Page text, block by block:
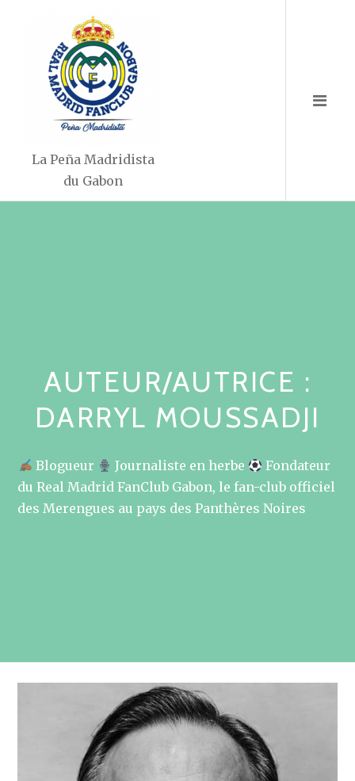
La Peña Madridista
du Gabon
AUTEUR/AUTRICE :
DARRYL MOUSSADJI
Blogueur Journaliste en herbe
Fondateur
du Real Madrid FanClub Gabon, le fan-club officiel
des Merengues au pays des Panthères Noires